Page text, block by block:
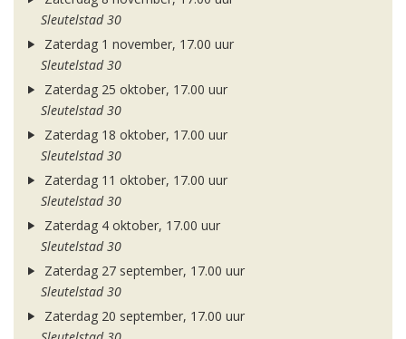
Sleutelstad 30
Zaterdag 1 november, 17.00 uur
Sleutelstad 30
Zaterdag 25 oktober, 17.00 uur
Sleutelstad 30
Zaterdag 18 oktober, 17.00 uur
Sleutelstad 30
Zaterdag 11 oktober, 17.00 uur
Sleutelstad 30
Zaterdag 4 oktober, 17.00 uur
Sleutelstad 30
Zaterdag 27 september, 17.00 uur
Sleutelstad 30
Zaterdag 20 september, 17.00 uur